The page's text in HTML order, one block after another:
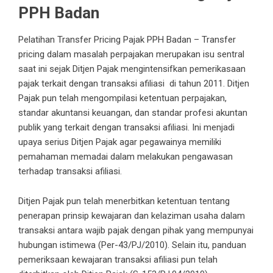
PPH Badan
Pelatihan Transfer Pricing Pajak PPH Badan – Transfer
pricing dalam masalah perpajakan merupakan isu sentral
saat ini sejak Ditjen Pajak mengintensifkan pemerikasaan
pajak terkait dengan transaksi afiliasi di tahun 2011. Ditjen
Pajak pun telah mengompilasi ketentuan perpajakan,
standar akuntansi keuangan, dan standar profesi akuntan
publik yang terkait dengan transaksi afiliasi. Ini menjadi
upaya serius Ditjen Pajak agar pegawainya memiliki
pemahaman memadai dalam melakukan pengawasan
terhadap transaksi afiliasi.
Ditjen Pajak pun telah menerbitkan ketentuan tentang
penerapan prinsip kewajaran dan kelaziman usaha dalam
transaksi antara wajib pajak dengan pihak yang mempunyai
hubungan istimewa (Per-43/PJ/2010). Selain itu, panduan
pemeriksaan kewajaran transaksi afiliasi pun telah